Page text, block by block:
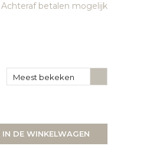
Achteraf betalen mogelijk
Meest bekeken
IN DE WINKELWAGEN